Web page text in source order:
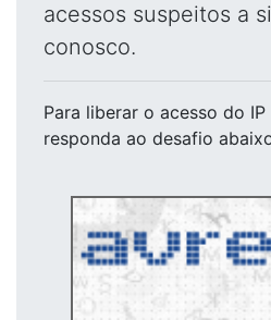
acessos suspeitos a
conosco.
Para liberar o acesso do IP
responda ao desafio